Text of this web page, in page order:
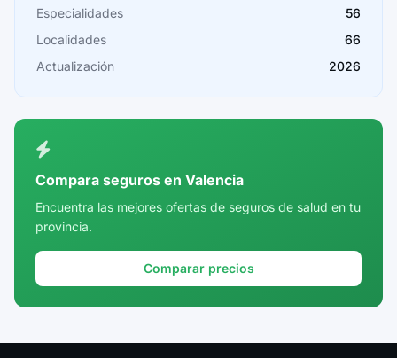
Cantabria
Castellón
Córdoba
Cuenca
Girona
Especialidades
56
Localidades
66
Actualización
2026
Compara seguros en Valencia
Encuentra las mejores ofertas de seguros de salud en tu
provincia.
Comparar precios